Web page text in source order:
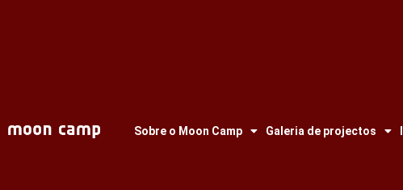
Sobre o Moon Camp Galeria de projectos